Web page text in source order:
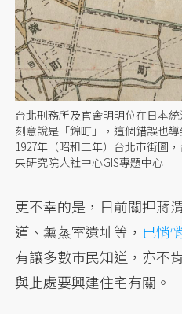
台北刑務所及官舍明明位在日本
刻意說是「錦町」，這個錯誤也
1927年（昭和二年）台北市街圖
央研究院人社中心GIS專題中心
更不幸的是，日前關押蔣
道、薰蒸室遺址等， 已悄
有讓多數市民知道，亦不
與此處要興建住宅有關。